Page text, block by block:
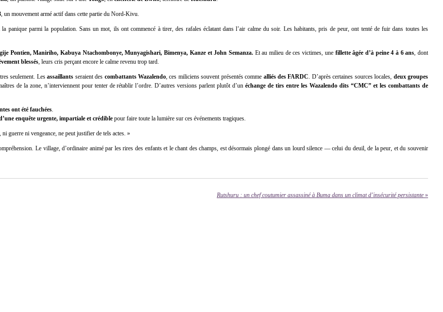
, un mouvement armé actif dans cette partie du Nord-Kivu.
la panique parmi la population. Sans un mot, ils ont commencé à tirer, des rafales éclatant dans l’air calme du soir. Les habitants, pris de peur, ont tenté de fuir dans toutes les
Pontien, Maniriho, Kabuya Ntachombonye, Munyagishari, Bimenya, Kanze et John Semanza. Et au milieu de ces victimes, une fillette âgée d’à peine 4 à 6 ans , dont
blessés , leurs cris perçant encore le calme revenu trop tard.
seulement. Lesassaillants seraient des combattants Wazalendo , ces miliciens souvent présentés comme alliés des FARDC . D’après certaines sources locales, deux groupes
de la zone, n’interviennent pour tenter de rétablir l’ordre. D’autres versions parlent plutôt d’unéchange de tirs entre les Wazalendo dits “CMC” et les combattants de
ont été fauchées
enquête urgente, impartiale et crédible pour faire toute la lumière sur ces événements tragiques.
guerre ni vengeance, ne peut justifier de tels actes. »
Le village, d’ordinaire animé par les rires des enfants et le chant des champs, est désormais plongé dans un lourd silence — celui du deuil, de la peur, et du souvenir
Rutshuru : un chef coutumier assassiné à Buma dans un climat d’insécurité persistante »